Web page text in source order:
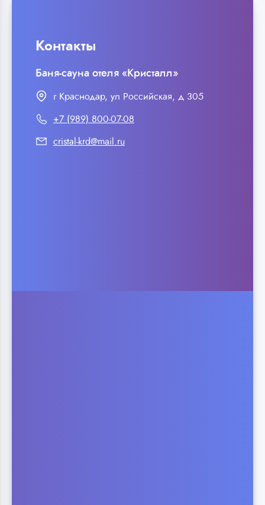
Контакты
Баня-сауна отеля «Кристалл»
г Краснодар, ул Российская, д 305
+7 (989) 800-07-08
cristal-krd@mail.ru